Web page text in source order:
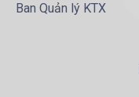
Ban Quản lý KTX